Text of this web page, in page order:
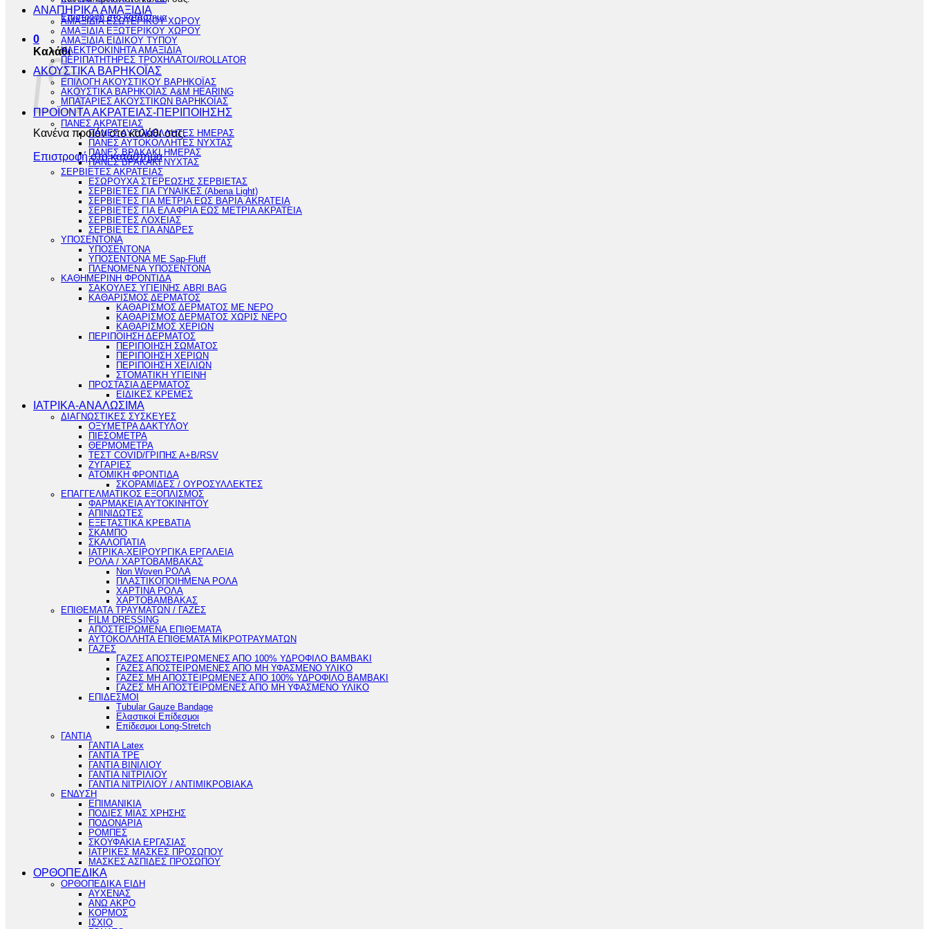
Επιστροφή στο κατάστημα
0
Καλάθι
Κανένα προϊόν στο καλάθι σας.
Επιστροφή στο κατάστημα
ΑΝΑΠΗΡΙΚΑ ΑΜΑΞΙΔΙΑ
ΑΜΑΞΙΔΙΑ ΕΣΩΤΕΡΙΚΟΥ ΧΩΡΟΥ
ΑΜΑΞΙΔΙΑ ΕΞΩΤΕΡΙΚΟΥ ΧΩΡΟΥ
ΑΜΑΞΙΔΙΑ ΕΙΔΙΚΟΥ ΤΥΠΟΥ
ΗΛΕΚΤΡΟΚΙΝΗΤΑ ΑΜΑΞΙΔΙΑ
ΠΕΡΙΠΑΤΗΤΗΡΕΣ ΤΡΟΧΗΛΑΤΟΙ/ROLLATOR
ΑΚΟΥΣΤΙΚΑ ΒΑΡΗΚΟΪΑΣ
ΕΠΙΛΟΓΗ ΑΚΟΥΣΤΙΚΟΥ ΒΑΡΗΚΟΪΑΣ
ΑΚΟΥΣΤΙΚΑ ΒΑΡΗΚΟΪΑΣ A&M HEARING
ΜΠΑΤΑΡΙΕΣ ΑΚΟΥΣΤΙΚΩΝ ΒΑΡΗΚΟΪΑΣ
ΠΡΟΪΟΝΤΑ ΑΚΡΑΤΕΙΑΣ-ΠΕΡΙΠΟΙΗΣΗΣ
ΠΑΝΕΣ ΑΚΡΑΤΕΙΑΣ
ΠΑΝΕΣ ΑΥΤΟΚΟΛΛΗΤΕΣ ΗΜΕΡΑΣ
ΠΑΝΕΣ ΑΥΤΟΚΟΛΛΗΤΕΣ ΝΥΧΤΑΣ
ΠΑΝΕΣ ΒΡΑΚΑΚΙ ΗΜΕΡΑΣ
ΠΑΝΕΣ ΒΡΑΚΑΚΙ ΝΥΧΤΑΣ
ΣΕΡΒΙΕΤΕΣ ΑΚΡΑΤΕΙΑΣ
ΕΣΩΡΟΥΧΑ ΣΤΕΡΕΩΣΗΣ ΣΕΡΒΙΕΤΑΣ
ΣΕΡΒΙΕΤΕΣ ΓΙΑ ΓΥΝΑΙΚΕΣ (Abena Light)
ΣΕΡΒΙΕΤΕΣ ΓΙΑ ΜΕΤΡΙΑ ΕΩΣ ΒΑΡΙΑ AKRATEIA
ΣΕΡΒΙΕΤΕΣ ΓΙΑ ΕΛΑΦΡΙΑ ΕΩΣ ΜΕΤΡΙΑ ΑΚΡΑΤΕΙΑ
ΣΕΡΒΙΕΤΕΣ ΛΟΧΕΙΑΣ
ΣΕΡΒΙΕΤΕΣ ΓΙΑ ΑΝΔΡΕΣ
ΥΠΟΣΕΝΤΟΝΑ
ΥΠΟΣΕΝΤΟΝΑ
ΥΠΟΣΕΝΤΟΝΑ ΜΕ Sap-Fluff
ΠΛΕΝΟΜΕΝΑ ΥΠΟΣΕΝΤΟΝΑ
ΚΑΘΗΜΕΡΙΝΗ ΦΡΟΝΤΙΔΑ
ΣΑΚΟΥΛΕΣ ΥΓΙΕΙΝΗΣ ABRI BAG
ΚΑΘΑΡΙΣΜΟΣ ΔΕΡΜΑΤΟΣ
ΚΑΘΑΡΙΣΜΟΣ ΔΕΡΜΑΤΟΣ ΜΕ ΝΕΡΟ
ΚΑΘΑΡΙΣΜΟΣ ΔΕΡΜΑΤΟΣ ΧΩΡΙΣ ΝΕΡΟ
ΚΑΘΑΡΙΣΜΟΣ ΧΕΡΙΩΝ
ΠΕΡΙΠΟΙΗΣΗ ΔΕΡΜΑΤΟΣ
ΠΕΡΙΠΟΙΗΣΗ ΣΩΜΑΤΟΣ
ΠΕΡΙΠΟΙΗΣΗ ΧΕΡΙΩΝ
ΠΕΡΙΠΟΙΗΣΗ ΧΕΙΛΙΩΝ
ΣΤΟΜΑΤΙΚΗ ΥΓΙΕΙΝΗ
ΠΡΟΣΤΑΣΙΑ ΔΕΡΜΑΤΟΣ
ΕΙΔΙΚΕΣ ΚΡΕΜΕΣ
ΙΑΤΡΙΚΑ-ΑΝΑΛΩΣΙΜΑ
ΔΙΑΓΝΩΣΤΙΚΕΣ ΣΥΣΚΕΥΕΣ
ΟΞΥΜΕΤΡΑ ΔΑΚΤΥΛΟΥ
ΠΙΕΣΟΜΕΤΡΑ
ΘΕΡΜΟΜΕΤΡΑ
ΤΕΣΤ COVID/ΓΡΙΠΗΣ Α+Β/RSV
ΖΥΓΑΡΙΕΣ
ΑΤΟΜΙΚΗ ΦΡΟΝΤΙΔΑ
ΣΚΟΡΑΜΙΔΕΣ / ΟΥΡΟΣΥΛΛΕΚΤΕΣ
ΕΠΑΓΓΕΛΜΑΤΙΚΟΣ ΕΞΟΠΛΙΣΜΟΣ
ΦΑΡΜΑΚΕΙΑ ΑΥΤΟΚΙΝΗΤΟΥ
ΑΠΙΝΙΔΩΤΕΣ
ΕΞΕΤΑΣΤΙΚΑ ΚΡΕΒΑΤΙΑ
ΣΚΑΜΠΟ
ΣΚΑΛΟΠΑΤΙΑ
ΙΑΤΡΙΚΑ-ΧΕΙΡΟΥΡΓΙΚΑ ΕΡΓΑΛΕΙΑ
ΡΟΛΑ / ΧΑΡΤΟΒΑΜΒΑΚΑΣ
Non Woven ΡΟΛΑ
ΠΛΑΣΤΙΚΟΠΟΙΗΜΕΝΑ ΡΟΛΑ
ΧΑΡΤΙΝΑ ΡΟΛΑ
ΧΑΡΤΟΒΑΜΒΑΚΑΣ
ΕΠΙΘΕΜΑΤΑ ΤΡΑΥΜΑΤΩΝ / ΓΑΖΕΣ
FILM DRESSING
ΑΠΟΣΤΕΙΡΩΜΕΝΑ ΕΠΙΘΕΜΑΤΑ
ΑΥΤΟΚΟΛΛΗΤΑ ΕΠΙΘΕΜΑΤΑ ΜΙΚΡΟΤΡΑΥΜΑΤΩΝ
ΓΑΖΕΣ
ΓΑΖΕΣ ΑΠΟΣΤΕΙΡΩΜΕΝΕΣ ΑΠΟ 100% ΥΔΡΟΦΙΛΟ ΒΑΜΒΑΚΙ
ΓΑΖΕΣ ΑΠΟΣΤΕΙΡΩΜΕΝΕΣ ΑΠΟ ΜΗ ΥΦΑΣΜΕΝΟ ΥΛΙΚΟ
ΓΑΖΕΣ ΜΗ ΑΠΟΣΤΕΙΡΩΜΕΝΕΣ ΑΠΟ 100% ΥΔΡΟΦΙΛΟ ΒΑΜΒΑΚΙ
ΓΑΖΕΣ ΜΗ ΑΠΟΣΤΕΙΡΩΜΕΝΕΣ ΑΠΟ ΜΗ ΥΦΑΣΜΕΝΟ ΥΛΙΚΟ
ΕΠΙΔΕΣΜΟΙ
Tubular Gauze Bandage
Ελαστικοί Επίδεσμοι
Επίδεσμοι Long-Stretch
ΓΑΝΤΙΑ
ΓΑΝΤΙΑ Latex
ΓΑΝΤΙΑ TPE
ΓΑΝΤΙΑ ΒΙΝΙΛΙΟΥ
ΓΑΝΤΙΑ ΝΙΤΡΙΛΙΟΥ
ΓΑΝΤΙΑ ΝΙΤΡΙΛΙΟΥ / ΑΝΤΙΜΙΚΡΟΒΙΑΚΑ
ΕΝΔΥΣΗ
ΕΠΙΜΑΝΙΚΙΑ
ΠΟΔΙΕΣ ΜΙΑΣ ΧΡΗΣΗΣ
ΠΟΔΟΝΑΡΙΑ
ΡΟΜΠΕΣ
ΣΚΟΥΦΑΚΙΑ ΕΡΓΑΣΙΑΣ
ΙΑΤΡΙΚΕΣ ΜΑΣΚΕΣ ΠΡΟΣΩΠΟΥ
ΜΑΣΚΕΣ ΑΣΠΙΔΕΣ ΠΡΟΣΩΠΟΥ
ΟΡΘΟΠΕΔΙΚΑ
ΟΡΘΟΠΕΔΙΚΑ ΕΙΔΗ
ΑΥΧΕΝΑΣ
ΑΝΩ ΑΚΡΟ
ΚΟΡΜΟΣ
ΙΣΧΙΟ